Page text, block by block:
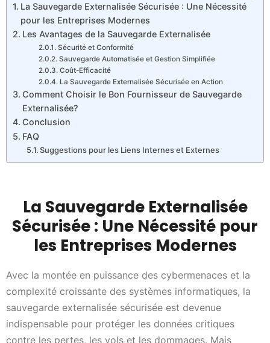
La Sauvegarde Externalisée Sécurisée : Une Nécessité
pour les Entreprises Modernes
Les Avantages de la Sauvegarde Externalisée
Sécurité et Conformité
Sauvegarde Automatisée et Gestion Simplifiée
Coût-Efficacité
La Sauvegarde Externalisée Sécurisée en Action
Comment Choisir le Bon Fournisseur de Sauvegarde
Externalisée?
Conclusion
FAQ
Suggestions pour les Liens Internes et Externes
La Sauvegarde Externalisée
Sécurisée : Une Nécessité pour
les Entreprises Modernes
Avec la montée en puissance des cybermenaces et la
complexité croissante des systèmes informatiques, la
sauvegarde externalisée sécurisée est devenue
indispensable pour protéger les données critiques
contre les pertes, les vols et les dommages. Mais